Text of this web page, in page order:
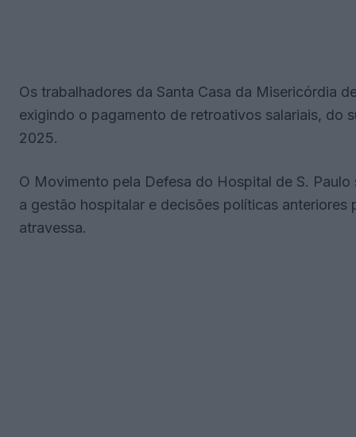
Os trabalhadores da Santa Casa da Misericórdia
exigindo o pagamento de retroativos salariais, do
2025.
O Movimento pela Defesa do Hospital de S.
a gestão hospitalar e decisões políticas
atravessa.